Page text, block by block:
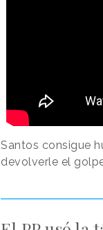
Santos consigue
devolverle el